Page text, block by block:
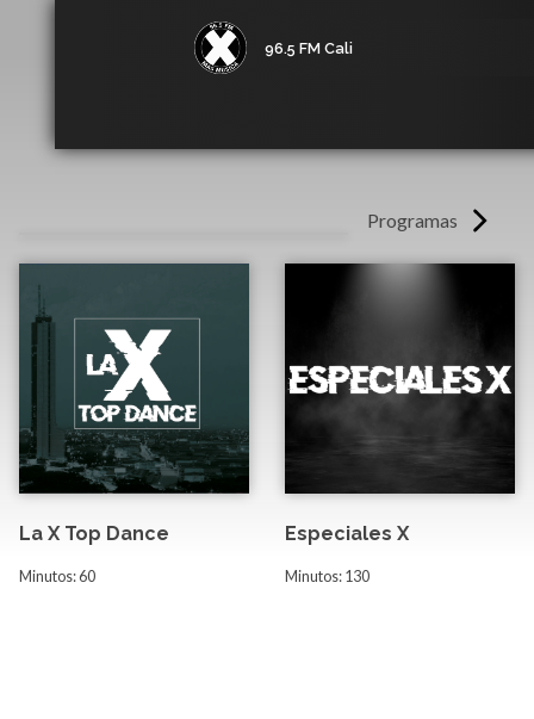
96.5 FM Cali
Programas
La X Top Dance
Minutos: 60
Especiales X
Minutos: 130